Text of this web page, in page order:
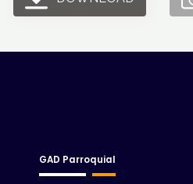
GAD Parroquial